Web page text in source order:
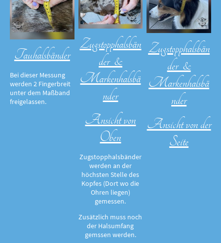
Tauhalsbänder
Bei dieser Messung
werden 2 Fingerbreit
unter dem Maßband
freigelassen.
Zugstopphalsbän
der &
Markenhalsbä
nder
Ansicht von
Oben
Zugstopphalsbänder
werden an der
höchsten Stelle des
Kopfes (Dort wo die
Ohren liegen)
gemessen.
Zusätzlich muss noch
der Halsumfang
gemssen werden.
Zugstopphalsbän
der &
Markenhalsbä
nder
Ansicht von der
Seite